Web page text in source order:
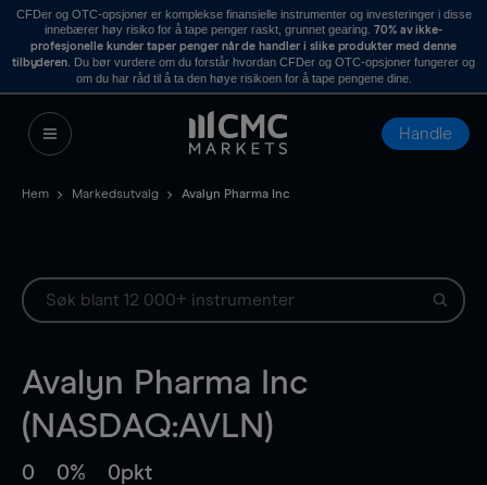
CFDer og OTC-opsjoner er komplekse finansielle instrumenter og investeringer i disse
innebærer høy risiko for å tape penger raskt, grunnet gearing. 70% av ikke-
profesjonelle kunder taper penger når de handler i slike produkter med denne
tilbyderen . Du bør vurdere om du forstår hvordan CFDer og OTC-opsjoner fungerer og
om du har råd til å ta den høye risikoen for å tape pengene dine.
Handle
Hem Markedsutvalg Avalyn Pharma Inc
Avalyn Pharma Inc
(NASDAQ:AVLN)
0 0% 0pkt